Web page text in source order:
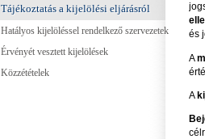
Tájékoztatás a kijelölési eljárásról
Hatályos kijelöléssel rendelkező szervezetek
Érvényét vesztett kijelölések
Közzétételek
és
A
A